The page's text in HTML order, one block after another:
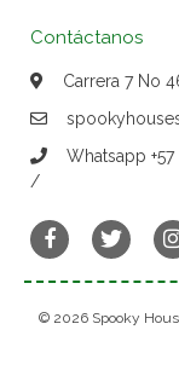
Contáctanos
Carrera 7 No
Whatsapp
/
© 2026 Spooky